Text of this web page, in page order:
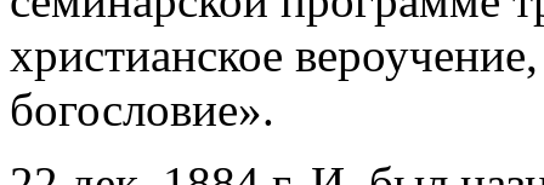
христианское
богословие».